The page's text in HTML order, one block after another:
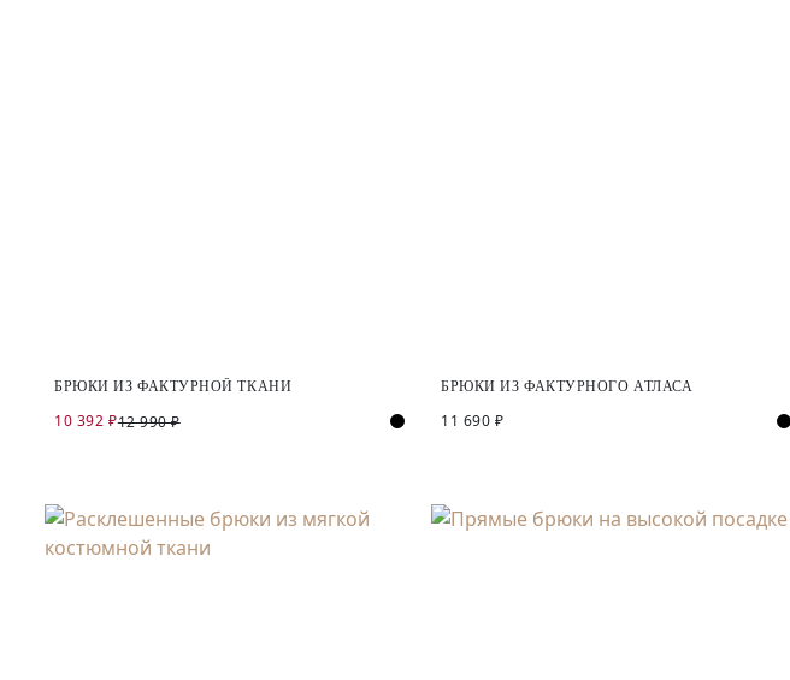
БРЮКИ ИЗ ФАКТУРНОЙ ТКАНИ
10 392 ₽12 990 ₽
БРЮКИ ИЗ ФАКТУРНОГО АТЛАСА
11 690 ₽